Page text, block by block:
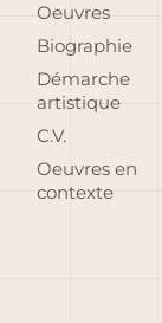
Oeuvres
Biographie
Démarche
artistique
C.V.
Oeuvres en
contexte